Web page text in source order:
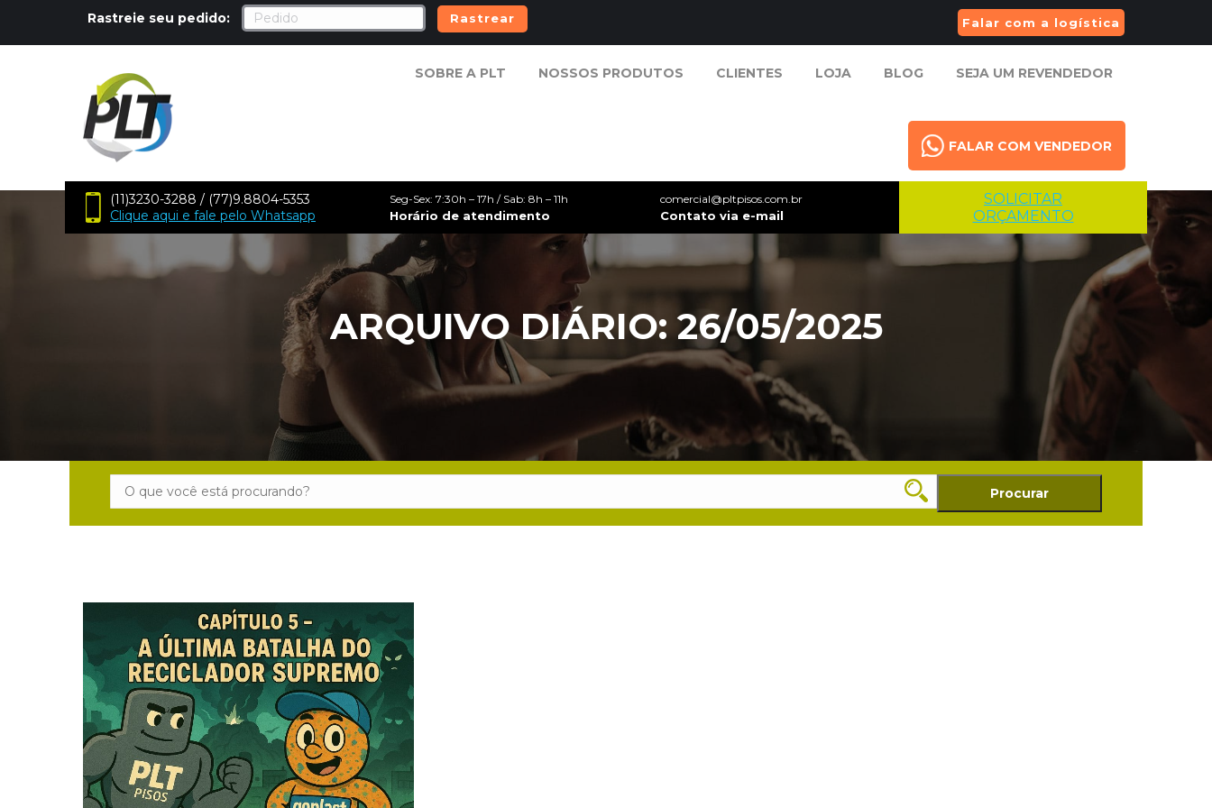
Rastreie seu pedido: Rastrear Falar com a logística
SOBRE A PLT NOSSOS PRODUTOS CLIENTES LOJA BLOG SEJA UM REVENDEDOR
FALAR COM VENDEDOR
(11)3230-3288 / (77)9.8804-5353
Clique aqui e fale pelo Whatsapp
Seg-Sex: 7:30h – 17h / Sab: 8h – 11h
Horário de atendimento
comercial@pltpisos.com.br
Contato via e-mail
SOLICITAR
ORÇAMENTO
ARQUIVO DIÁRIO: 26/05/2025
Search:
SOBRE A PLT SEJA UM REVENDEDOR